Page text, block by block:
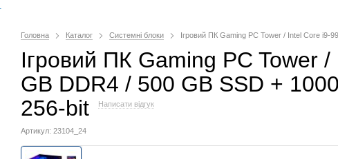
Головна Каталог Системні блоки Ігровий ПК Gaming PC Tower / Intel Core
Ігровий ПК Gaming PC Tower
GB DDR4 / 500 GB SSD +
256-bit
Написати відгук
Артикул: 23104_24